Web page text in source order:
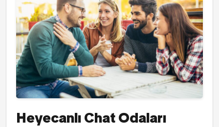
Heyecanlı Chat Odaları